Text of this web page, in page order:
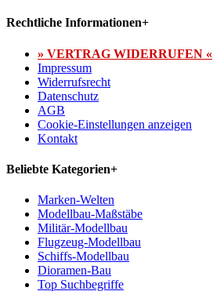
Rechtliche Informationen+
» VERTRAG WIDERRUFEN «
Impressum
Widerrufsrecht
Datenschutz
AGB
Cookie-Einstellungen anzeigen
Kontakt
Beliebte Kategorien+
Marken-Welten
Modellbau-Maßstäbe
Militär-Modellbau
Flugzeug-Modellbau
Schiffs-Modellbau
Dioramen-Bau
Top Suchbegriffe